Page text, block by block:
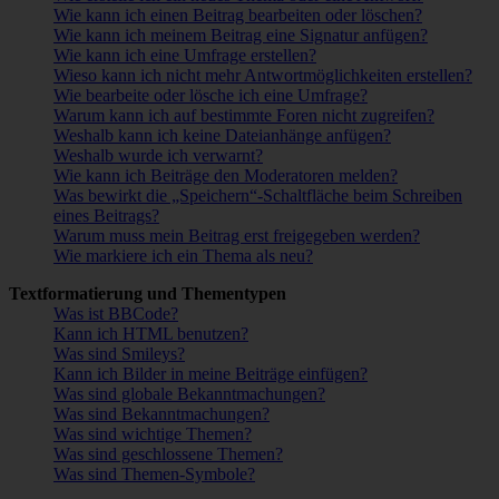
Wie kann ich einen Beitrag bearbeiten oder löschen?
Wie kann ich meinem Beitrag eine Signatur anfügen?
Wie kann ich eine Umfrage erstellen?
Wieso kann ich nicht mehr Antwortmöglichkeiten erstellen?
Wie bearbeite oder lösche ich eine Umfrage?
Warum kann ich auf bestimmte Foren nicht zugreifen?
Weshalb kann ich keine Dateianhänge anfügen?
Weshalb wurde ich verwarnt?
Wie kann ich Beiträge den Moderatoren melden?
Was bewirkt die „Speichern“-Schaltfläche beim Schreiben
eines Beitrags?
Warum muss mein Beitrag erst freigegeben werden?
Wie markiere ich ein Thema als neu?
Textformatierung und Thementypen
Was ist BBCode?
Kann ich HTML benutzen?
Was sind Smileys?
Kann ich Bilder in meine Beiträge einfügen?
Was sind globale Bekanntmachungen?
Was sind Bekanntmachungen?
Was sind wichtige Themen?
Was sind geschlossene Themen?
Was sind Themen-Symbole?